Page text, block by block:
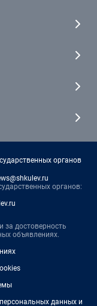
органов
органов:
за достоверность
объявлениях.
данных и